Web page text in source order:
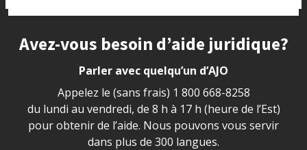
Site footer
Avez-vous besoin d’aide juridique?
Parler avec quelqu’un d’AJO
Appelez le (sans frais) 1 800 668-8258
du lundi au vendredi, de 8 h à 17 h (heure de l’Est)
pour obtenir de l’aide. Nous pouvons vous servir
dans plus de 300 langues.